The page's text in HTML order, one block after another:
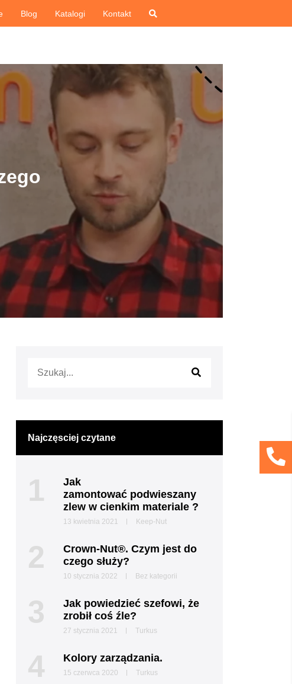
Blog Katalogi Kontakt
Najczęsciej czytane
1
Jak
zamontować podwieszany
zlew w cienkim materiale ?
13 kwietnia 2021 Keep-Nut
2
Crown-Nut®. Czym jest do
czego służy?
10 stycznia 2022 Bez kategorii
3
Jak powiedzieć szefowi, że
zrobił coś źle?
27 stycznia 2021 Turkus
4 Kolory zarządzania.
15 czerwca 2020 Turkus